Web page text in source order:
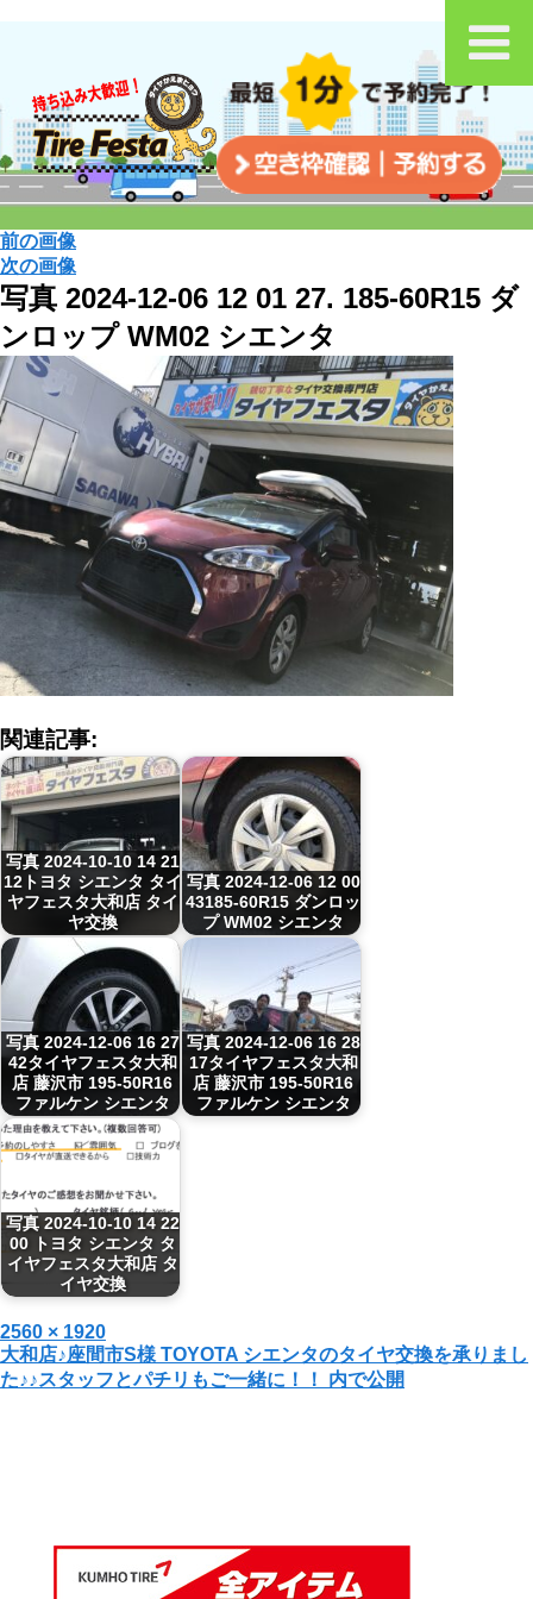
前の画像
次の画像
写真 2024-12-06 12 01 27. 185-60R15 ダ
ンロップ WM02 シエンタ
関連記事:
写真 2024-10-10 14 21
12トヨタ シエンタ タイ
ヤフェスタ大和店 タイ
ヤ交換
写真 2024-12-06 12 00
43185-60R15 ダンロッ
プ WM02 シエンタ
写真 2024-12-06 16 27
42タイヤフェスタ大和
店 藤沢市 195-50R16
ファルケン シエンタ
写真 2024-12-06 16 28
17タイヤフェスタ大和
店 藤沢市 195-50R16
ファルケン シエンタ
写真 2024-10-10 14 22
00 トヨタ シエンタ タ
イヤフェスタ大和店 タ
イヤ交換
投
稿
日:
フ
ル
サ
2560 × 1920
投
稿
大和店♪座間市S様 TOYOTA シエンタのタイヤ交換を承りまし
た♪♪スタッフとパチリもご一緒に！！
内で公開